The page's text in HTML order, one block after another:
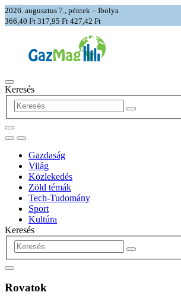
2026. augusztus 7., péntek – Ibolya
366,40 Ft 317,95 Ft 427,42 Ft
Keresés
Gazdaság
Világ
Közlekedés
Zöld témák
Tech-Tudomány
Sport
Kultúra
Keresés
Rovatok